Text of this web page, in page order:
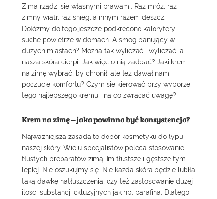
Zima rządzi się własnymi prawami. Raz mróz, raz
zimny wiatr, raz śnieg, a innym razem deszcz.
Dołóżmy do tego jeszcze podkręcone kaloryfery i
suche powietrze w domach. A smog panujący w
dużych miastach? Można tak wyliczać i wyliczać, a
nasza skóra cierpi. Jak więc o nią zadbać? Jaki krem
na zimę wybrać, by chronił, ale też dawał nam
poczucie komfortu? Czym się kierować przy wyborze
tego najlepszego kremu i na co zwracać uwagę?
Krem na zimę – jaka powinna być konsystencja?
Najważniejsza zasada to dobór kosmetyku do typu
naszej skóry. Wielu specjalistów poleca stosowanie
tłustych preparatów zimą. Im tłustsze i gęstsze tym
lepiej. Nie oszukujmy się. Nie każda skóra będzie lubiła
taką dawkę natłuszczenia, czy też zastosowanie dużej
ilości substancji okluzyjnych jak np. parafina. Dlatego